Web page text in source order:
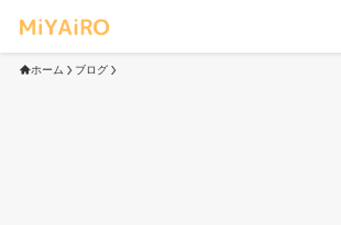
ホーム ブログ